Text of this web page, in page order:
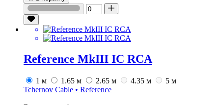
Reference MkIII IC RCA
1 м 1.65 м 2.65 м 4.35 м
5 м
Tchernov Cable • Reference